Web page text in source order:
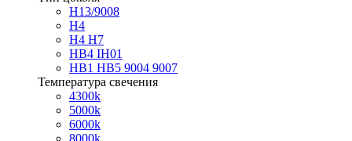
H13/9008
H4
H4 H7
HB4 IH01
HB1 HB5 9004 9007
Температура свечения
4300k
5000k
6000k
8000k